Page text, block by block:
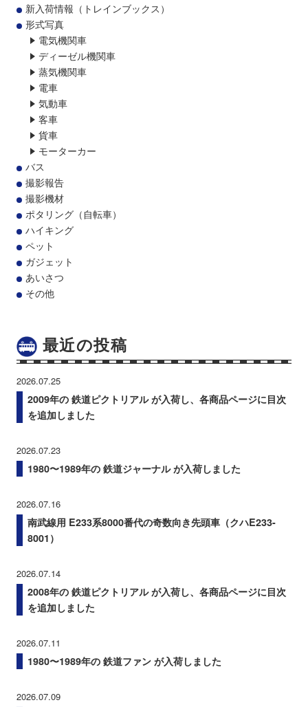
新入荷情報（トレインブックス）
形式写真
電気機関車
ディーゼル機関車
蒸気機関車
電車
気動車
客車
貨車
モーターカー
バス
撮影報告
撮影機材
ポタリング（自転車）
ハイキング
ペット
ガジェット
あいさつ
その他
最近の投稿
2026.07.25
2009年の 鉄道ピクトリアル が入荷し、各商品ページに目次
を追加しました
2026.07.23
1980〜1989年の 鉄道ジャーナル が入荷しました
2026.07.16
南武線用 E233系8000番代の奇数向き先頭車（クハE233-
8001）
2026.07.14
2008年の 鉄道ピクトリアル が入荷し、各商品ページに目次
を追加しました
2026.07.11
1980〜1989年の 鉄道ファン が入荷しました
2026.07.09